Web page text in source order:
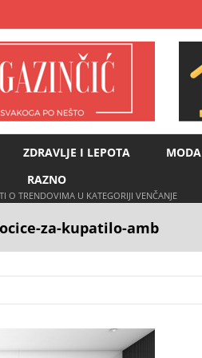
ZDRAVLJE I LEPOTA MODA
RAZNO
O TRENDOVIMA U KATEGORIJI VENČANJE
za-kupatilo-amb